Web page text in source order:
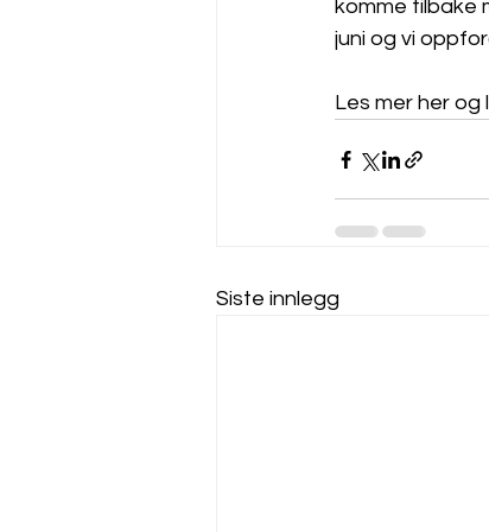
komme tilbake
juni og vi
Les mer her
Siste innlegg